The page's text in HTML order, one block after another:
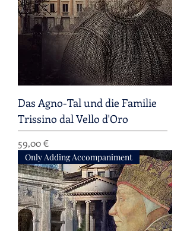
Das Agno-Tal und die Familie
Trissino dal Vello d'Oro
Preis
59,00 €
Only Adding Accompaniment